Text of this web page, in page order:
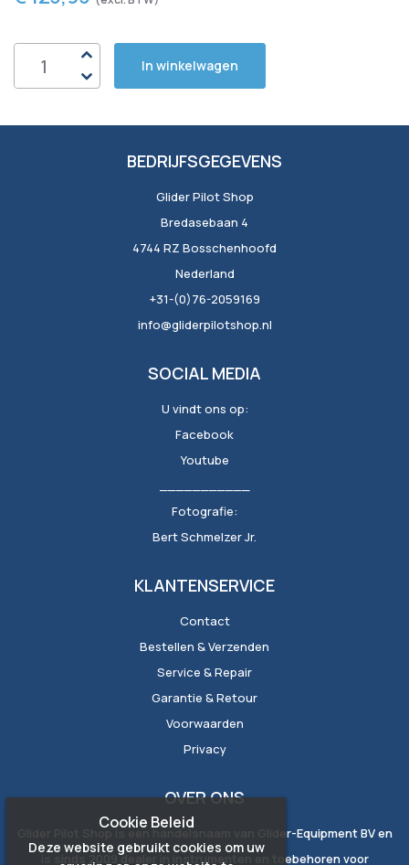
In winkelwagen
BEDRIJFSGEGEVENS
Glider Pilot Shop
Bredasebaan 4
4744 RZ Bosschenhoofd
Nederland
+31-(0)76-2059169
info@gliderpilotshop.nl
SOCIAL MEDIA
U vindt ons op:
Facebook
Youtube
Fotografie:
Bert Schmelzer Jr.
KLANTENSERVICE
Contact
Bestellen & Verzenden
Service & Repair
Garantie & Retour
Voorwaarden
Privacy
OVER ONS
Glider Pilot Shop is een handelsnaam van Glider-Equipment BV en
is sinds 2009 dealer in instrumenten en toebehoren voor
Cookie Beleid
Deze website gebruikt cookies om uw